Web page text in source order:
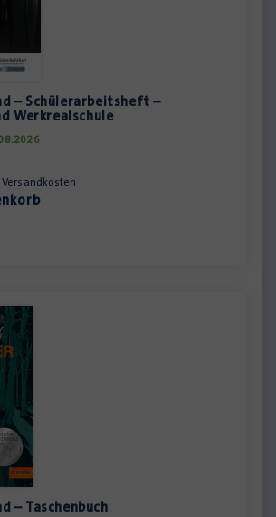
– Schülerarbeitsheft –
Werkrealschule
Versandkosten
– Taschenbuch